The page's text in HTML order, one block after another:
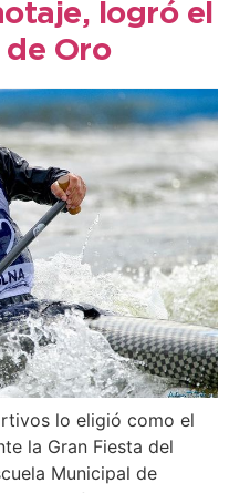
logró el
de Oro
lo eligió como el
la Gran Fiesta del
Municipal de